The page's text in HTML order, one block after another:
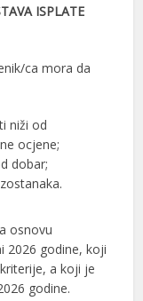
ISPLATE
ca mora da
niži od
ocjene;
dobar;
osnovu
2026 godine, koji
a koji je
godine.